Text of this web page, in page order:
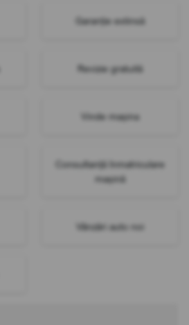
Garanție extinsă
Revizie gratuită
Vinde mașina
Consultanță înmatriculare
mașină
Vânzări auto noi